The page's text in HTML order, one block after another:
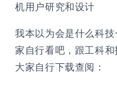
机用户研究和设计
我本以为会是什么科
家自行看吧，跟工科
大家自行下载查阅：